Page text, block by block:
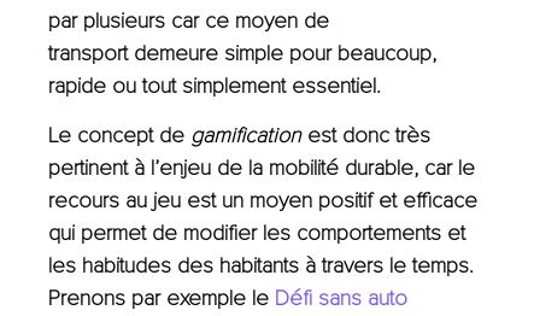
par plusieurs car ce moyen de
transport demeure simple pour beaucoup,
rapide ou tout simplement essentiel.
Le concept de gamificationest donc très
pertinent à l’enjeu de la mobilité durable, car le
recours au jeu est un moyen positif et efficace
qui permet de modifier les comportements et
les habitudes des habitants à travers le temps.
Prenons par exemple le Défi sans auto